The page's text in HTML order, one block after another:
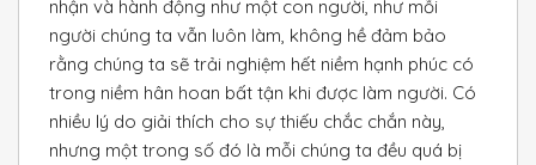
nhận và hành động như một con người, như mỗi
người chúng ta vẫn luôn làm, không hề đảm bảo
rằng chúng ta sẽ trải nghiệm hết niềm hạnh phúc có
trong niềm hân hoan bất tận khi được làm người. Có
nhiều lý do giải thích cho sự thiếu chắc chắn này,
nhưng một trong số đó là mỗi chúng ta đều quá bị